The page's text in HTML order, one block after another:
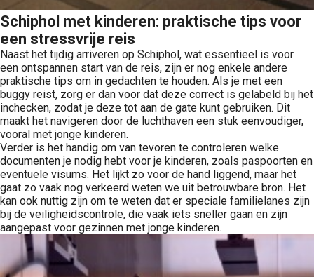
Schiphol met kinderen: praktische tips voor
een stressvrije reis
Naast het tijdig arriveren op Schiphol, wat essentieel is voor
een ontspannen start van de reis, zijn er nog enkele andere
praktische tips om in gedachten te houden. Als je met een
buggy reist, zorg er dan voor dat deze correct is gelabeld bij het
inchecken, zodat je deze tot aan de gate kunt gebruiken. Dit
maakt het navigeren door de luchthaven een stuk eenvoudiger,
vooral met jonge kinderen.
Verder is het handig om van tevoren te controleren welke
documenten je nodig hebt voor je kinderen, zoals paspoorten en
eventuele visums. Het lijkt zo voor de hand liggend, maar het
gaat zo vaak nog verkeerd weten we uit betrouwbare bron. Het
kan ook nuttig zijn om te weten dat er speciale familielanes zijn
bij de veiligheidscontrole, die vaak iets sneller gaan en zijn
aangepast voor gezinnen met jonge kinderen.